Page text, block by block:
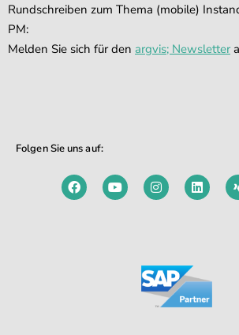
Rundschreiben zum Thema (mobile)
PM:
Melden Sie sich für den argvis; Newsletter
Folgen Sie uns auf: